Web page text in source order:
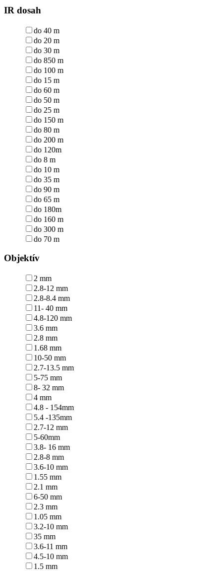
IR dosah
do 40 m
do 20 m
do 30 m
do 850 m
do 100 m
do 15 m
do 60 m
do 50 m
do 25 m
do 150 m
do 80 m
do 200 m
do 120m
do 8 m
do 10 m
do 35 m
do 90 m
do 65 m
do 180m
do 160 m
do 300 m
do 70 m
Objektív
2 mm
2.8-12 mm
2.8-8.4 mm
11- 40 mm
4.8-120 mm
3.6 mm
2.8 mm
1.68 mm
10-50 mm
2.7-13.5 mm
5-75 mm
8- 32 mm
4 mm
4.8 - 154mm
5.4 -135mm
2.7-12 mm
5-60mm
3.8- 16 mm
2.8-8 mm
3.6-10 mm
1.55 mm
2.1 mm
6-50 mm
2.3 mm
1.05 mm
3.2-10 mm
35 mm
3.6-11 mm
4.5-10 mm
1.5 mm